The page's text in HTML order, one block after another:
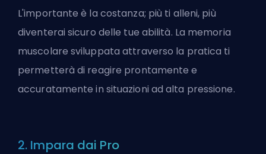
L'importante è la costanza; più ti alleni, più
diventerai sicuro delle tue abilità. La memoria
muscolare sviluppata attraverso la pratica ti
permetterà di reagire prontamente e
accuratamente in situazioni ad alta pressione.
2. Impara dai Pro